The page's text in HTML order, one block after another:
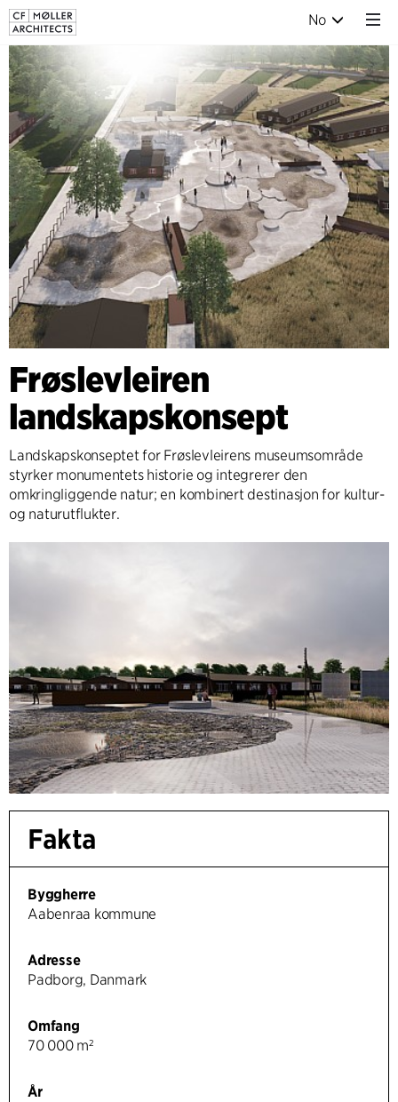
No
Frøslevleiren
landskapskonsept
Landskapskonseptet for Frøslevleirens museumsområde
styrker monumentets historie og integrerer den
omkringliggende natur; en kombinert destinasjon for kultur-
og naturutflukter.
Fakta
Byggherre
Aabenraa kommune
Adresse
Padborg, Danmark
Omfang
70 000 m²
År